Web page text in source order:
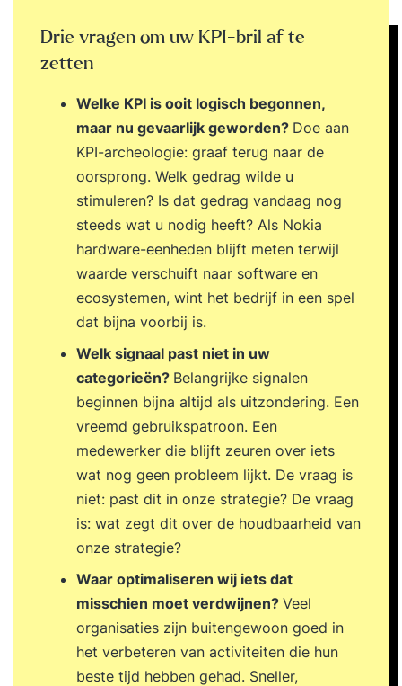
te analyseren en af te wegen, effectieve
vraagtechnieken te gebruiken en een actieplan te
Drie vragen om uw KPI-bril af te
zetten
Welke KPI is ooit logisch begonnen,
maar nu gevaarlijk geworden? Doe aan
KPI-archeologie: graaf terug naar de
oorsprong. Welk gedrag wilde u
stimuleren? Is dat gedrag vandaag nog
steeds wat u nodig heeft? Als Nokia
hardware-eenheden blijft meten terwijl
waarde verschuift naar software en
ecosystemen, wint het bedrijf in een spel
dat bijna voorbij is.
Welk signaal past niet in uw
categorieën? Belangrijke signalen
beginnen bijna altijd als uitzondering. Een
vreemd gebruikspatroon. Een
medewerker die blijft zeuren over iets
wat nog geen probleem lijkt. De vraag is
niet: past dit in onze strategie? De vraag
is: wat zegt dit over de houdbaarheid van
onze strategie?
Waar optimaliseren wij iets dat
misschien moet verdwijnen? Veel
organisaties zijn buitengewoon goed in
het verbeteren van activiteiten die hun
beste tijd hebben gehad. Sneller,